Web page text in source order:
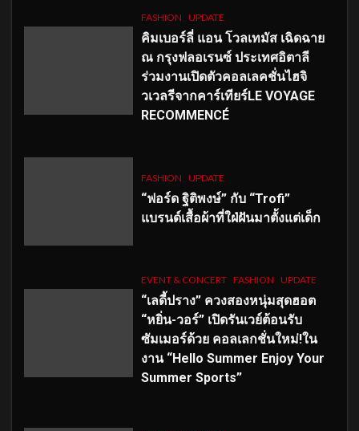
FASHION UPDATE
คิมเบอร์ลี่ แอน โวลเทมัส เฉิดฉาย
ณ กรุงฟลอเรนซ์ ประเทศอิตาลี
ร่วมงานเปิดตัวคอลเลคชั่นไฮจิ
วเวลรีจากคาร์เทียร์LE VOYAGE
RECOMMENCÉ
FASHION UPDATE
“ฟอร์ด ฐิติพงษ์” กับ “Trofi”
แบรนด์เสื้อผ้าที่ใฝ่ฝันมาตั้งแต่เด็ก
EVENT & CONCERT FASHION UPDATE
“เลดี้ปราง” ควงสองหนุ่มสุดฮอต
“หยิ่น-วอร์” เปิดรันเวย์ต้อนรับ
ซัมเมอร์ด้วย คอลเลกชั่นใหม่!ใน
งาน “Hello Summer Enjoy Your
Summer Sports”